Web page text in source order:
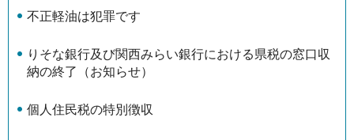
不正軽油は犯罪です
りそな銀行及び関西みらい銀行における県税の窓口収
納の終了（お知らせ）
個人住民税の特別徴収